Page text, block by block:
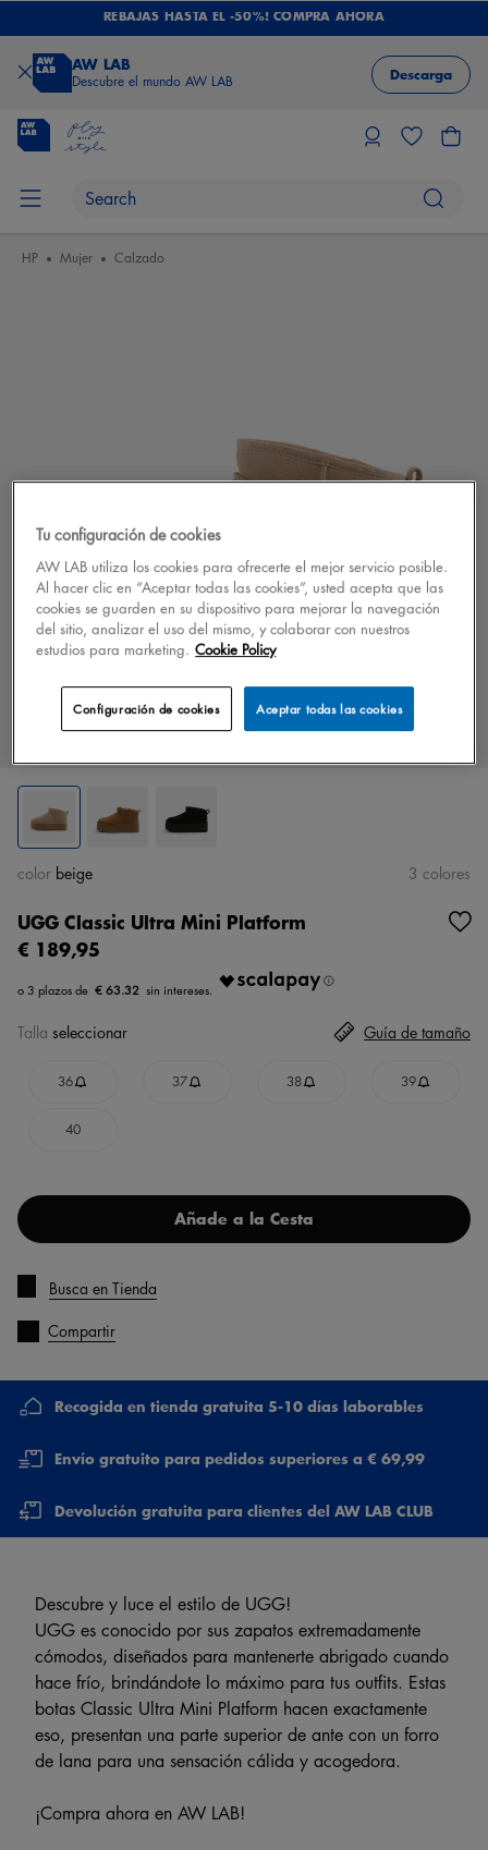
REBAJAS HASTA EL -50%! COMPRA AHORA
AW LAB
Descubre el mundo AW LAB Descarga
HP Mujer Calzado
UGG Classic Ultra Mini Platform
€ 189,95
€ 63.32
color beige 3 colores
Talla seleccionar
36 37 38 39
40
Guía de tamaño
Añade a la Cesta
Busca en Tienda
Compartir
Recogida en tienda gratuita 5-10 días laborables
Envío gratuito para pedidos superiores a € 69,99
Devolución gratuita para clientes del AW LAB CLUB
Descubre y luce el estilo de UGG!
UGG es conocido por sus zapatos extremadamente
cómodos, diseñados para mantenerte abrigado cuando
hace frío, brindándote lo máximo para tus outfits. Estas
botas Classic Ultra Mini Platform hacen exactamente
eso, presentan una parte superior de ante con un forro
de lana para una sensación cálida y acogedora.
¡Compra ahora en AW LAB!
Tu configuración de cookies
AW LAB utiliza los cookies para ofrecerte el mejor servicio posible.
Al hacer clic en “Aceptar todas las cookies”, usted acepta que las
cookies se guarden en su dispositivo para mejorar la navegación
del sitio, analizar el uso del mismo, y colaborar con nuestros
estudios para marketing. Cookie Policy
Aceptar todas las cookies
Configuración de cookies